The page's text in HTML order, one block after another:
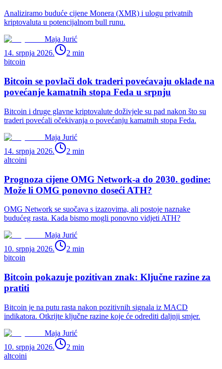
Analiziramo buduće cijene Monera (XMR) i ulogu privatnih
kriptovaluta u potencijalnom bull runu.
Maja Jurić
14. srpnja 2026.
2 min
bitcoin
Bitcoin se povlači dok traderi povećavaju oklade na
povećanje kamatnih stopa Feda u srpnju
Bitcoin i druge glavne kriptovalute doživjele su pad nakon što su
traderi povećali očekivanja o povećanju kamatnih stopa Feda.
Maja Jurić
14. srpnja 2026.
2 min
altcoini
Prognoza cijene OMG Network-a do 2030. godine:
Može li OMG ponovno doseći ATH?
OMG Network se suočava s izazovima, ali postoje naznake
budućeg rasta. Kada bismo mogli ponovno vidjeti ATH?
Maja Jurić
10. srpnja 2026.
2 min
bitcoin
Bitcoin pokazuje pozitivan znak: Ključne razine za
pratiti
Bitcoin je na putu rasta nakon pozitivnih signala iz MACD
indikatora. Otkrijte ključne razine koje će odrediti daljnji smjer.
Maja Jurić
10. srpnja 2026.
2 min
altcoini